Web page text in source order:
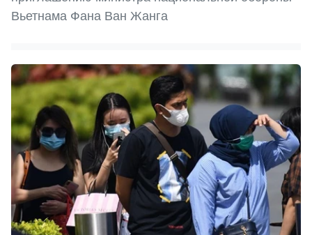
Вьетнама Фана Ван Жанга